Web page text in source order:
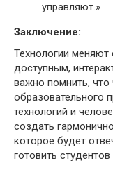
управляют.»
Заключение:
Технологии меняют
доступным,
важно помнить, что
образовательного
технологий и
создать
которое будет
готовить